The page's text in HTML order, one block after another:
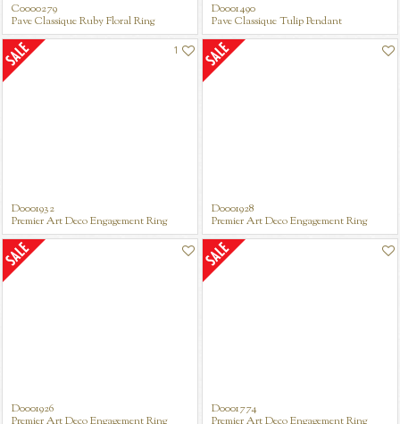
C0000279
Pave Classique Ruby Floral Ring
D0001490
Pave Classique Tulip Pendant
1
D0001932
Premier Art Deco Engagement Ring
D0001928
Premier Art Deco Engagement Ring
D0001926 D0001774